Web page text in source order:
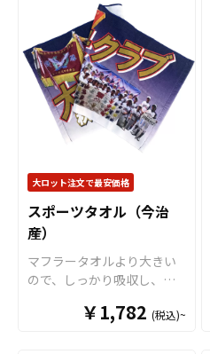
幅広い用途に対応可能なお
すすめ商品です。
部分はダイカットで製作す
ることができるのでブラン
ドイメージやキャラクター
などに合わせて、自由な形
状でデザインすることが可
能です。「アンブレラマー
カー」との名称ですが、Oリ
ングや8の字リングを使用し
ムとしてご利用いただけま
す アンブレラマーカーの傘
に取り付けるパーツ部分に
は2つの異なるパーツがあ
り、1つは「傘の柄に取り付
けるOリング」タイプ、もう
1つは「傘のつゆ先に取り付
ける8の字リング」タイプを
用意。 マークさせたい箇所
大ロット注文で最安価格
スポーツタオル（今治
産）
マフラータオルより大きい
ので、しっかり吸収し、存
す。コンサートやフェスグ
￥1,782 (税込)~